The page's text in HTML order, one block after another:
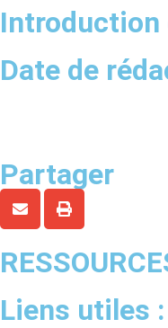
Introduction
Date de
Partager
Liens utiles :